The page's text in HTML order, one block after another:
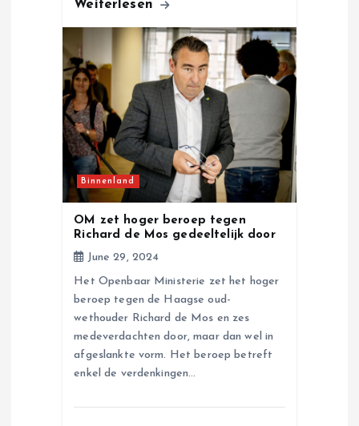
Weiterlesen
Binnenland
OM zet hoger beroep tegen
Richard de Mos gedeeltelijk door
June 29, 2024
Het Openbaar Ministerie zet het hoger
beroep tegen de Haagse oud-
wethouder Richard de Mos en zes
medeverdachten door, maar dan wel in
afgeslankte vorm. Het beroep betreft
enkel de verdenkingen…